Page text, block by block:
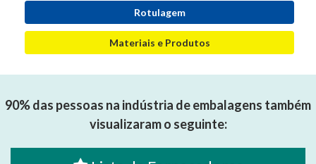
Rotulagem
Materiais e Produtos
90% das pessoas na indústria de embalagens também
visualizaram o seguinte: